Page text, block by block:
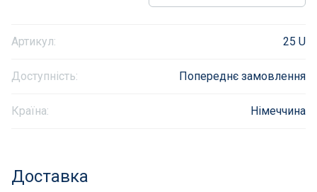
Оздоблення чаші басейну
Садові фонтани
Артикул: 25 U
Доступність: Попереднє замовлення
Країна: Німеччина
Доставка